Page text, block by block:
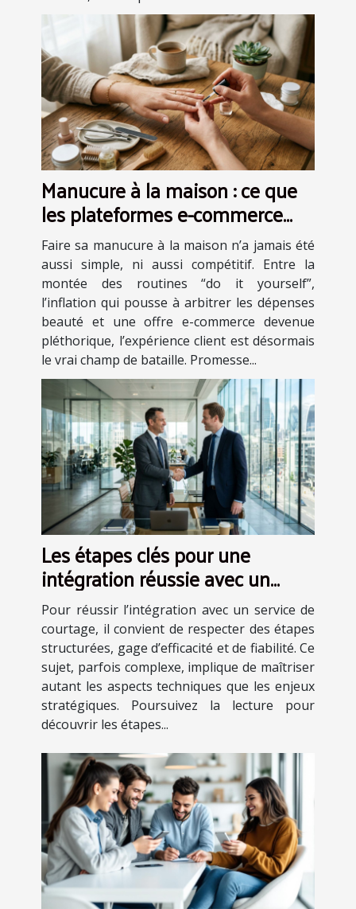
Manucure à la maison : ce que
les plateformes e-commerce
nous apprennent sur
l’expérience client
Faire sa manucure à la maison n’a jamais été
aussi simple, ni aussi compétitif. Entre la
montée des routines “do it yourself”,
l’inflation qui pousse à arbitrer les dépenses
beauté et une offre e-commerce devenue
pléthorique, l’expérience client est désormais
le vrai champ de bataille. Promesse...
Les étapes clés pour une
intégration réussie avec un
service de courtage
Pour réussir l’intégration avec un service de
courtage, il convient de respecter des étapes
structurées, gage d’efficacité et de fiabilité. Ce
sujet, parfois complexe, implique de maîtriser
autant les aspects techniques que les enjeux
stratégiques. Poursuivez la lecture pour
découvrir les étapes...